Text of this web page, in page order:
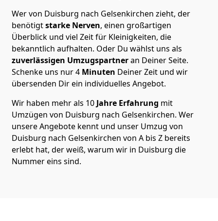
Wer von Duisburg nach Gelsenkirchen zieht, der
benötigtstarke Nerven, einen großartigen
Überblick und viel Zeit für Kleinigkeiten, die
bekanntlich aufhalten. Oder Du wählst uns als
zuverlässigen Umzugspartneran Deiner Seite.
Schenke uns nur4 Minuten Deiner Zeit und wir
übersenden Dir ein individuelles Angebot.
Wir haben mehr als 10 Jahre Erfahrung mit
Umzügen von Duisburg nach Gelsenkirchen. Wer
unsere Angebote kennt und unser Umzug von
Duisburg nach Gelsenkirchen von A bis Z bereits
erlebt hat, der weiß, warum wir in Duisburg die
Nummer eins sind.